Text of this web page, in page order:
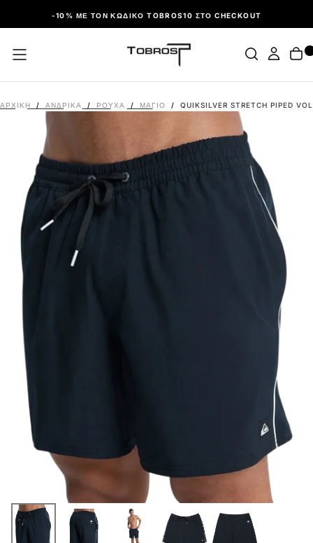
ΠΑΡΆΛΕΙΨΗ-10% ΜΕ ΤΟΝ ΚΩΔΙΚΌ TOBROS10 ΣΤΟ CHECKOUT
ΑΡΧΙΚΉ / ΑΝΔΡΙΚΑ / ΡΟΎΧΑ / ΜΑΓΙΌ / QUIKSILVER STRETCH PIPED